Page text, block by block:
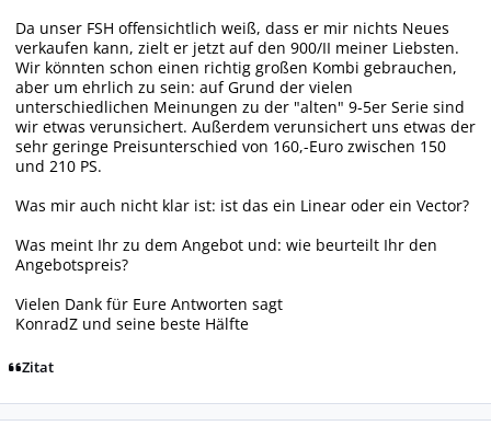
Da unser FSH offensichtlich weiß, dass er mir nichts Neues
verkaufen kann, zielt er jetzt auf den 900/II meiner Liebsten.
Wir könnten schon einen richtig großen Kombi gebrauchen,
aber um ehrlich zu sein: auf Grund der vielen
unterschiedlichen Meinungen zu der "alten" 9-5er Serie sind
wir etwas verunsichert. Außerdem verunsichert uns etwas der
sehr geringe Preisunterschied von 160,-Euro zwischen 150
und 210 PS.
Was mir auch nicht klar ist: ist das ein Linear oder ein Vector?
Was meint Ihr zu dem Angebot und: wie beurteilt Ihr den
Angebotspreis?
Vielen Dank für Eure Antworten sagt
KonradZ und seine beste Hälfte
Zitat